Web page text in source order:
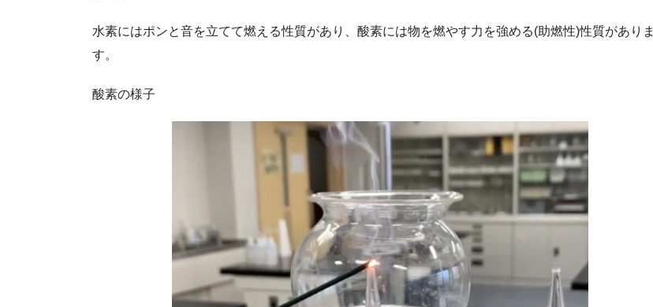
水素にはポンと音を立てて燃える性質があり、酸素には物を燃やす力を強める(助燃性)性質がありま
す。
酸素の様子